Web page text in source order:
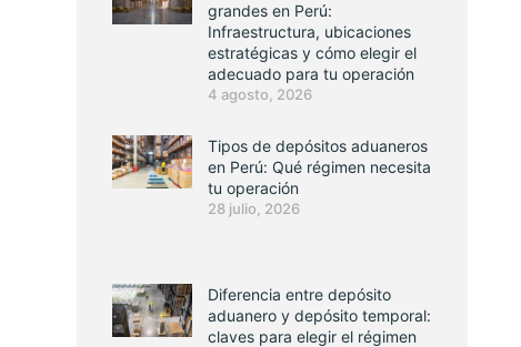
grandes en Perú:
Infraestructura, ubicaciones
estratégicas y cómo elegir el
adecuado para tu operación
4 agosto, 2026
Tipos de depósitos aduaneros
en Perú: Qué régimen necesita
tu operación
28 julio, 2026
Diferencia entre depósito
aduanero y depósito temporal:
claves para elegir el régimen